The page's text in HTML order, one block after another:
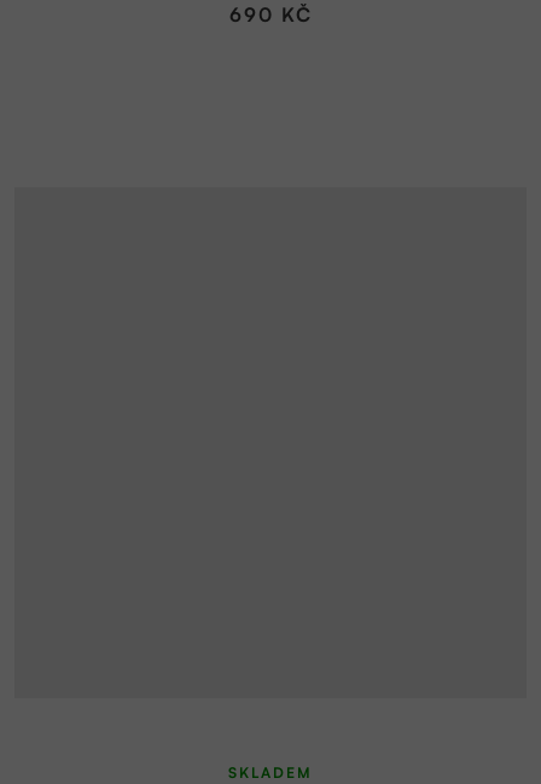
690 KČ
SKLADEM